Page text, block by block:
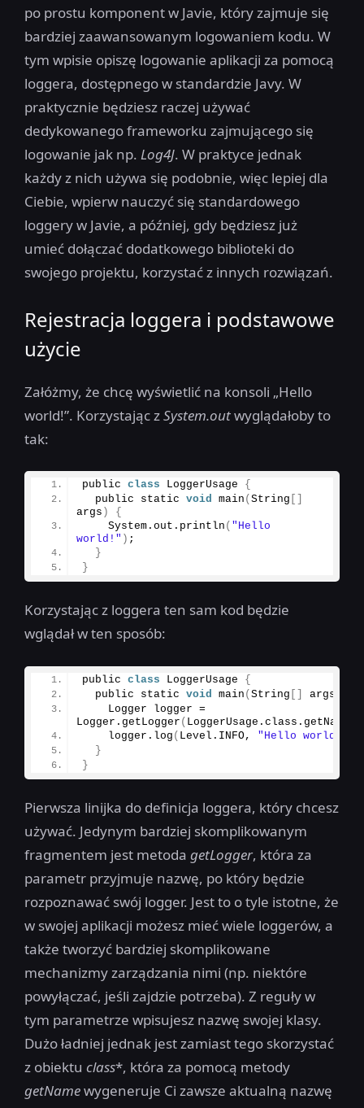
po prostu komponent w Javie, który zajmuje się
bardziej zaawansowanym logowaniem kodu. W
tym wpisie opiszę logowanie aplikacji za pomocą
loggera, dostępnego w standardzie Javy. W
praktycznie będziesz raczej używać
dedykowanego frameworku zajmującego się
logowanie jak np. Log4J. W praktyce jednak
każdy z nich używa się podobnie, więc lepiej dla
Ciebie, wpierw nauczyć się standardowego
loggery w Javie, a później, gdy będziesz już
umieć dołączać dodatkowego biblioteki do
swojego projektu, korzystać z innych rozwiązań.
Rejestracja loggera i podstawowe
użycie
Załóżmy, że chcę wyświetlić na konsoli „Hello
world!”. Korzystając zSystem.outwyglądałoby to
tak:
public class LoggerUsage {
  public static
void main ( String
args )
{
    System.
out . println ( "Hello
world!" ) ;
}
}
Korzystając z loggera ten sam kod będzie
wglądał w ten sposób:
public class LoggerUsage {
  public static
void main (String [] args
    Logger logger =
Logger. getLogger ( LoggerUsage. class . getName
    logger.
log ( Level. INFO, "Hello world!"
}
}
Pierwsza linijka do definicja loggera, który chcesz
używać. Jedynym bardziej skomplikowanym
fragmentem jest metoda getLogger, która za
parametr przyjmuje nazwę, po który będzie
rozpoznawać swój logger. Jest to o tyle istotne, że
w swojej aplikacji możesz mieć wiele loggerów, a
także tworzyć bardziej skomplikowane
mechanizmy zarządzania nimi (np. niektóre
powyłączać, jeśli zajdzie potrzeba). Z reguły w
tym parametrze wpisujesz nazwę swojej klasy.
Dużo ładniej jednak jest zamiast tego skorzystać
z obiektu class*, która za pomocą metody
getNamewygeneruje Ci zawsze aktualną nazwę